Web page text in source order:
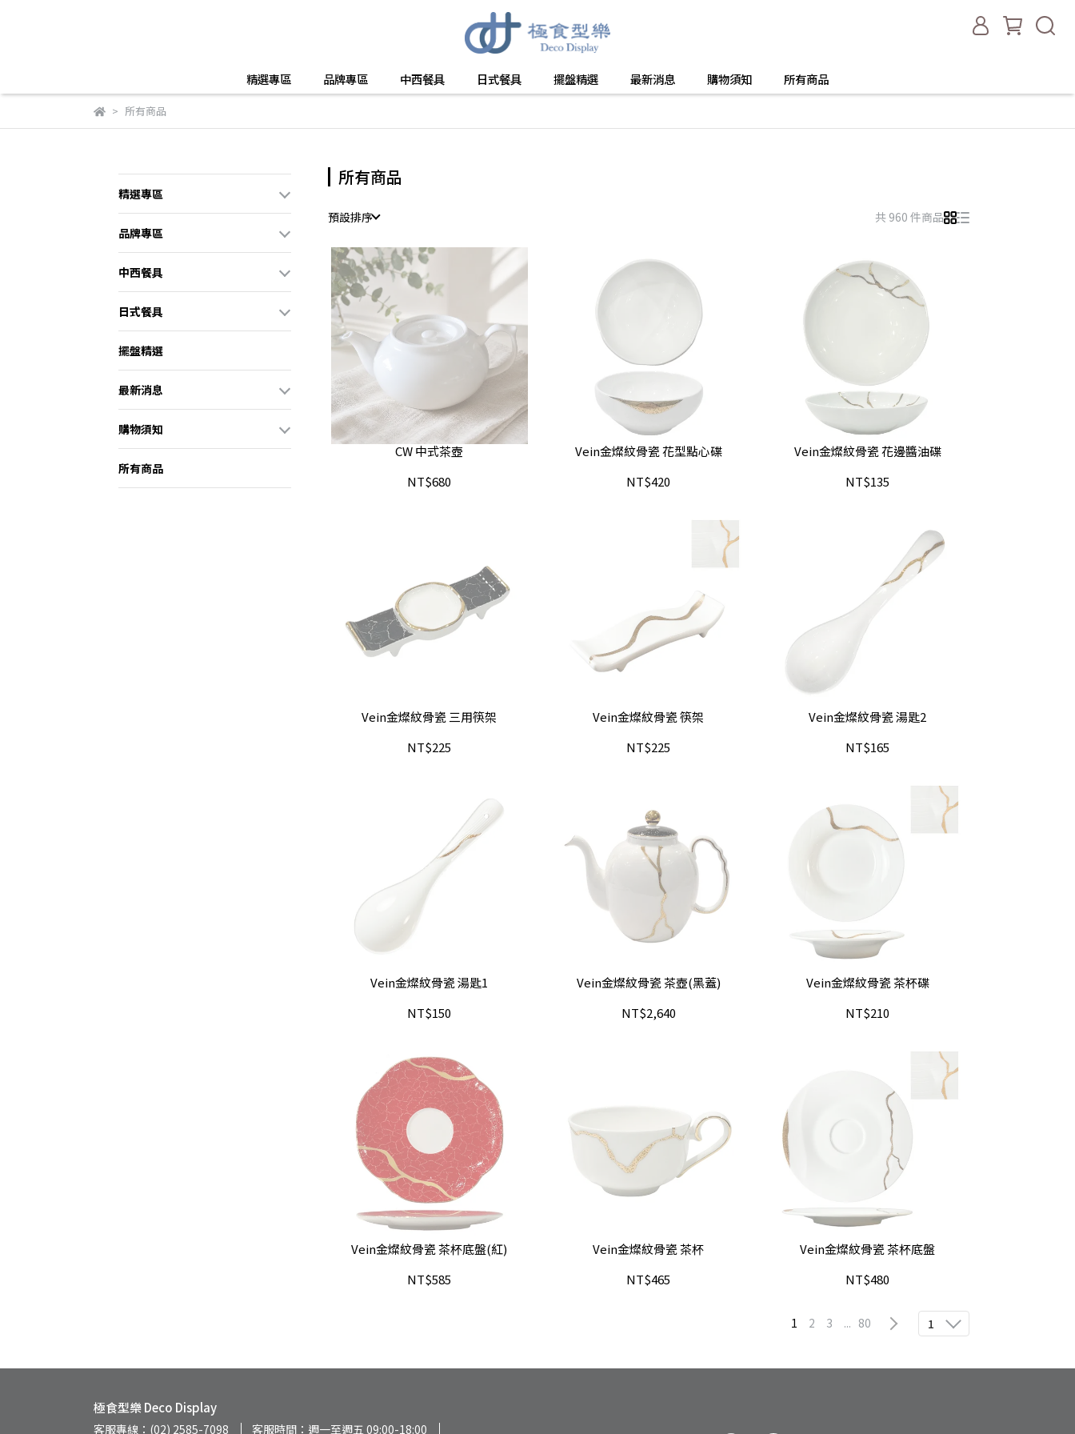
精選專區 品牌專區 中西餐具 日式餐具 擺盤精選 最新消息 購物須知 所有商品
所有商品
精選專區
品牌專區
中西餐具
日式餐具
擺盤精選
最新消息
購物須知
所有商品
所有商品
預設排序 共 960 件商品
CW 中式茶壺
NT$680
Vein金燦紋骨瓷 花型點心碟
NT$420
Vein金燦紋骨瓷 花邊醬油碟
NT$135
Vein金燦紋骨瓷 三用筷架
NT$225
Vein金燦紋骨瓷 筷架
NT$225
Vein金燦紋骨瓷 湯匙2
NT$165
Vein金燦紋骨瓷 湯匙1
NT$150
Vein金燦紋骨瓷 茶壺(黑蓋)
NT$2,640
Vein金燦紋骨瓷 茶杯碟
NT$210
Vein金燦紋骨瓷 茶杯底盤(紅)
NT$585
Vein金燦紋骨瓷 茶杯
NT$465
Vein金燦紋骨瓷 茶杯底盤
NT$480
1 2 3 ... 80 1
極食型樂 Deco Display
客服專線：(02) 2585-7098 客服時間：週一至週五 09:00-18:00